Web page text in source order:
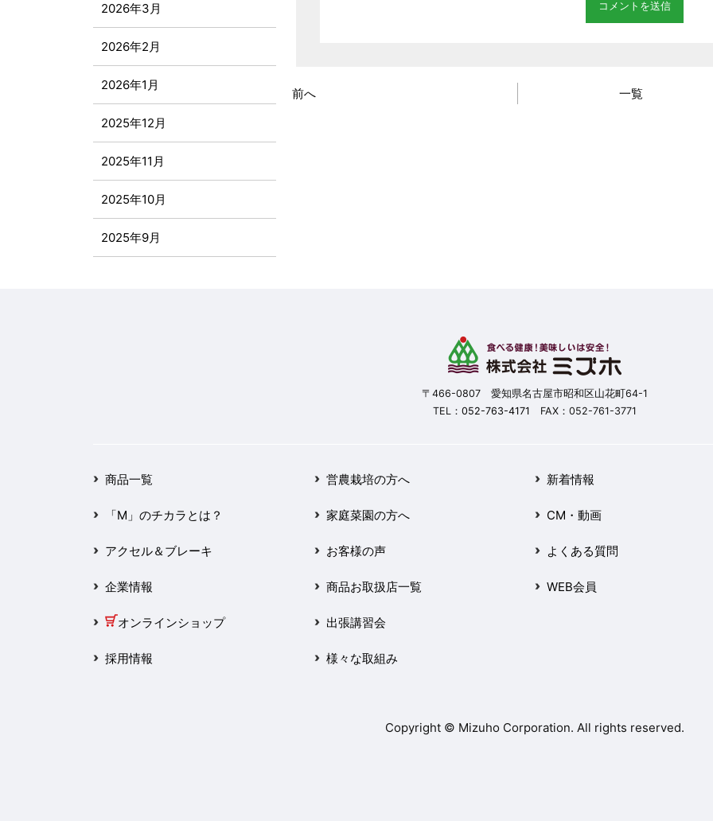
前へ 一覧
2026年3月
2026年2月
2026年1月
2025年12月
2025年11月
2025年10月
2025年9月
2025年1月
2024年12月
2024年11月
2024年10月
〒466-0807 愛知県名古屋市昭和区山花町64-1
TEL： 052-763-4171 FAX：052-761-3771
商品一覧
「M」のチカラとは？
アクセル＆ブレーキ
企業情報
オンラインショップ
採用情報
営農栽培の方へ
家庭菜園の方へ
お客様の声
商品お取扱店一覧
出張講習会
様々な取組み
新着情報
CM・動画
よくある質問
WEB会員
Copyright © Mizuho Corporation. All rights reserved.